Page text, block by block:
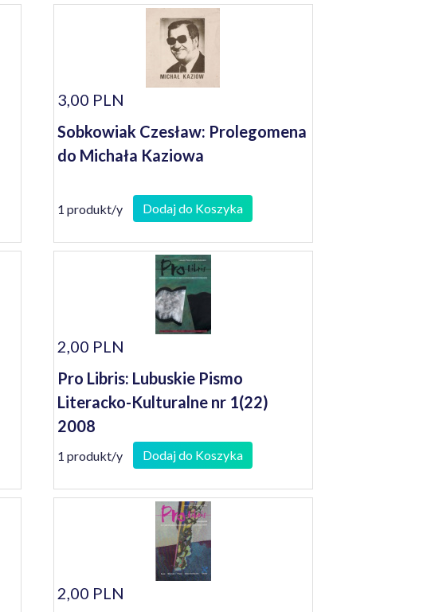
3,00 PLN
Sobkowiak Czesław: Prolegomena
do Michała Kaziowa
1 produkt/y Dodaj do Koszyka
2,00 PLN
Pro Libris: Lubuskie Pismo
Literacko-Kulturalne nr 1(22)
2008
1 produkt/y Dodaj do Koszyka
2,00 PLN